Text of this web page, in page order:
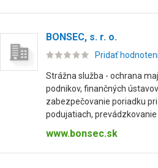
BONSEC, s. r. o.
Pridať
Strážna služba - ochrana
podnikov, finančných
zabezpečovanie poriadku
podujatiach, prevádzkovanie
www.bonsec.sk